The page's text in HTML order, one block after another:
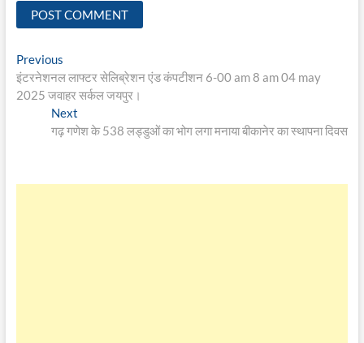
Post
navigation
PreviousPrevious
post:
इंटरनेशनल लाफ्टर सेलिब्रेशन एंड कंपटीशन 6-00 am 8 am 04 may
2025 जवाहर सर्कल जयपुर।
Next
post:
गढ़ गणेश के 538 लड्डुओं का भोग लगा मनाया बीकानेर का स्थापना दिवस